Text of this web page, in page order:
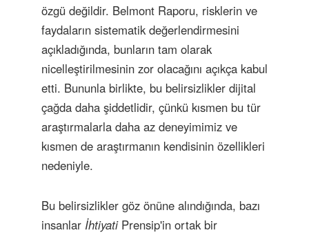
özgü değildir. Belmont Raporu, risklerin ve
faydaların sistematik değerlendirmesini
açıkladığında, bunların tam olarak
nicelleştirilmesinin zor olacağını açıkça kabul
etti. Bununla birlikte, bu belirsizlikler dijital
çağda daha şiddetlidir, çünkü kısmen bu tür
araştırmalarla daha az deneyimimiz ve
kısmen de araştırmanın kendisinin özellikleri
nedeniyle.
Bu belirsizlikler göz önüne alındığında, bazı
insanlar İhtiyatiPrensip'in ortak bir